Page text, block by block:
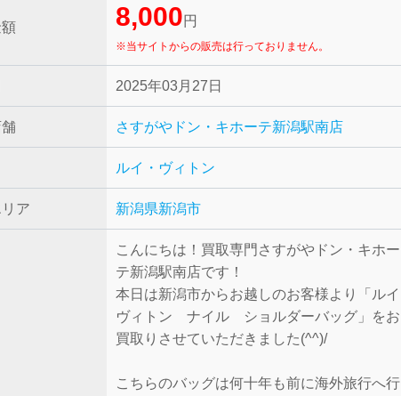
8,000 円
※当サイトからの販売は行っておりません。
2025年03月27日
さすがやドン・キホーテ新潟駅南店
ルイ・ヴィトン
ア 新潟県新潟市
こんにちは！買取専門さすがやドン・キホー
テ新潟駅南店です！
本日は新潟市からお越しのお客様より「ルイ
ヴィトン ナイル ショルダーバッグ」をお
買取りさせていただきました(^^)/
こちらのバッグは何十年も前に海外旅行へ行